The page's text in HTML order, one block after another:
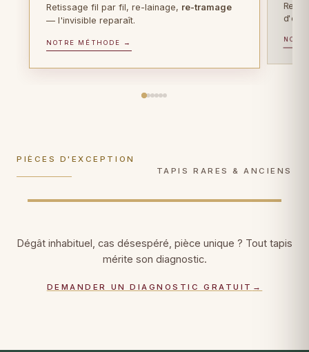
Retissage fil par fil, re-lainage, re-tramage
— l'invisible reparaît.
NOTRE MÉTHODE →
PIÈCES D'EXCEPTION
TAPIS RARES & ANCIENS
PIÈCES D'EXCEPTION
Tapis anciens
FIBRE PRÉCIEUSE
Tapis en soie
Dégât inhabituel, cas désespéré, pièce unique ? Tout tapis
mérite son diagnostic.
DEMANDER UN DIAGNOSTIC GRATUIT →